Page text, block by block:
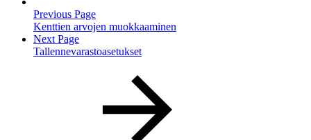
Previous Page
Kenttien arvojen muokkaaminen
Next Page
Tallennevarastoasetukset